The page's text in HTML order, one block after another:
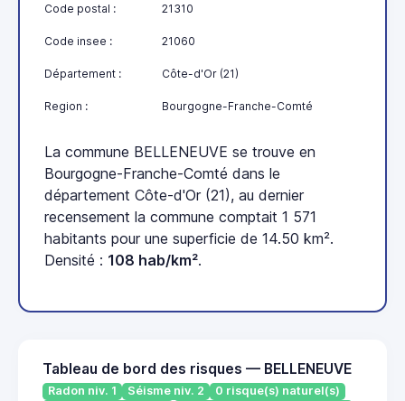
Code postal : 21310
Code insee : 21060
Département : Côte-d'Or (21)
Region : Bourgogne-Franche-Comté
La commune BELLENEUVE se trouve en
Bourgogne-Franche-Comté dans le
département Côte-d'Or (21), au dernier
recensement la commune comptait 1 571
habitants pour une superficie de 14.50 km².
Densité : 108 hab/km².
Tableau de bord des risques — BELLENEUVE
Radon niv. 1 Séisme niv. 2
0 risque(s) naturel(s)